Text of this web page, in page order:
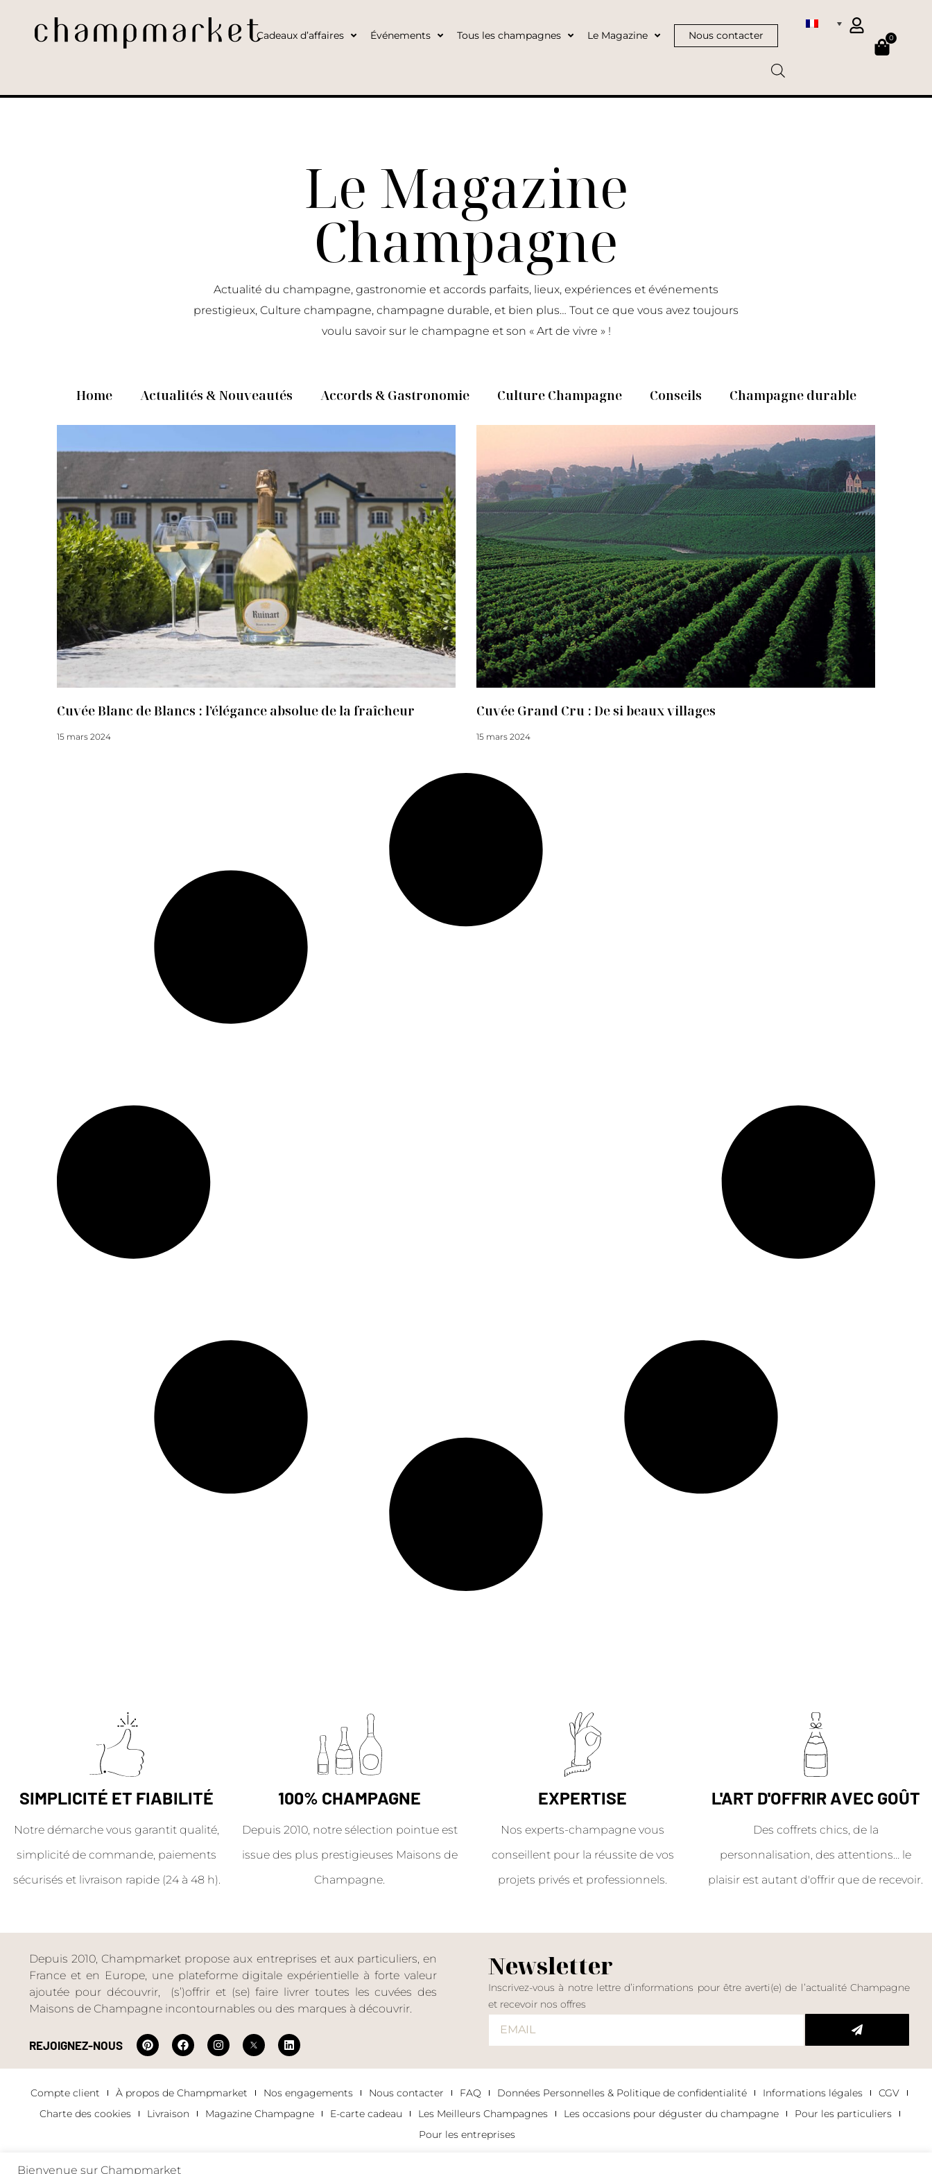
Cadeaux d’affaires Événements Tous les champagnes Le Magazine Nous contacter 0
Le Magazine
Champagne
Actualité du champagne, gastronomie et accords parfaits, lieux, expériences et événements
prestigieux, Culture champagne, champagne durable, et bien plus… Tout ce que vous avez toujours
voulu savoir sur le champagne et son « Art de vivre » !
Home Actualités & Nouveautés Accords & Gastronomie Culture Champagne Conseils Champagne durable
Cuvée Blanc de Blancs : l’élégance absolue de la fraîcheur
15 mars 2024
Cuvée Grand Cru : De si beaux villages
15 mars 2024
SIMPLICITÉ ET FIABILITÉ
Notre démarche vous garantit qualité,
simplicité de commande, paiements
sécurisés et livraison rapide (24 à 48 h).
100% CHAMPAGNE
Depuis 2010, notre sélection pointue est
issue des plus prestigieuses Maisons de
Champagne.
EXPERTISE
Nos experts-champagne vous
conseillent pour la réussite de vos
projets privés et professionnels.
L'ART D'OFFRIR AVEC GOÛT
Des coffrets chics, de la
personnalisation, des attentions… le
plaisir est autant d'offrir que de recevoir.
Depuis 2010, Champmarket propose aux entreprises et aux particuliers, en
France et en Europe, une plateforme digitale expérientielle à forte valeur
ajoutée pour découvrir, (s’)offrir et (se) faire livrer toutes les cuvées des
Maisons de Champagne incontournables ou des marques à découvrir.
REJOIGNEZ-NOUS
Newsletter
Inscrivez-vous à notre lettre d’informations pour être averti(e) de l’actualité Champagne
et recevoir nos offres
Compte client À propos de Champmarket Nos engagements Nous contacter FAQ Données Personnelles & Politique de confidentialité Informations légales
CGV
Charte des cookies
Livraison Magazine Champagne E-carte cadeau Les Meilleurs Champagnes Les occasions pour déguster du champagne
Pour les particuliers
Pour les entreprises
Copyright 2022 © tous droits réservés. Champmarket.
Bienvenue sur Champmarket